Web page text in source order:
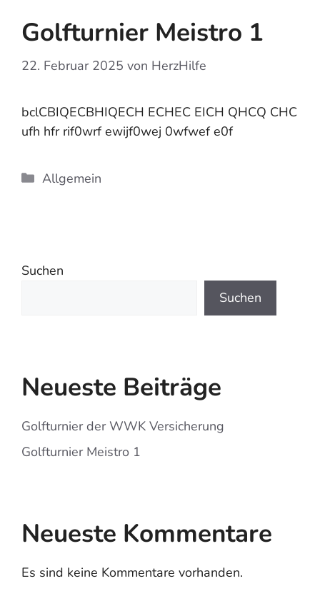
Golfturnier Meistro 1
22. Februar 2025 von HerzHilfe
bclCBIQECBHIQECH ECHEC EICH QHCQ CHC
ufh hfr rif0wrf ewijf0wej 0wfwef e0f
Kategorien
Allgemein
Suchen
Suchen
Neueste Beiträge
Golfturnier der WWK Versicherung
Golfturnier Meistro 1
Neueste Kommentare
Es sind keine Kommentare vorhanden.